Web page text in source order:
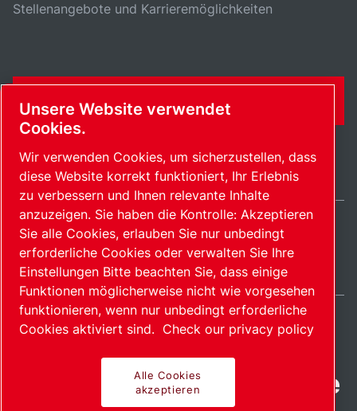
Stellenangebote und Karrieremöglichkeiten
KONTAKTFORMULAR
SitemapCookies verwalten© 2026 Copyright.
Germany / DE
Fortschrittliche Produkte
Unsere Website verwendet
Cookies.
Wir verwenden Cookies, um sicherzustellen, dass
diese Website korrekt funktioniert, Ihr Erlebnis
zu verbessern und Ihnen relevante Inhalte
anzuzeigen. Sie haben die Kontrolle: Akzeptieren
Sie alle Cookies, erlauben Sie nur unbedingt
erforderliche Cookies oder verwalten Sie Ihre
Einstellungen Bitte beachten Sie, dass einige
Funktionen möglicherweise nicht wie vorgesehen
funktionieren, wenn nur unbedingt erforderliche
Cookies aktiviert sind. Check our privacy policy
Alle Cookies
akzeptieren